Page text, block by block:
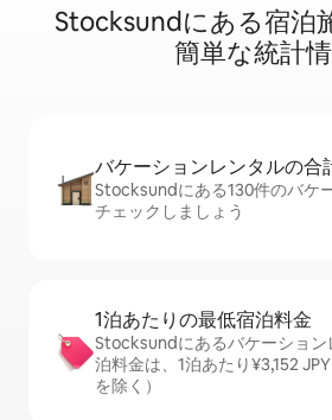
Stocksundに⁠あ⁠る宿⁠泊⁠
簡⁠単⁠な統⁠計⁠
バケーションレ⁠ン⁠タ⁠ル⁠の合⁠
Stocksundにある130件のバケ
チェックしましょう
1泊あたりの最⁠低⁠宿⁠泊⁠料⁠金
Stocksundにあるバケーション
泊料金は、1泊あたり¥3,152
を除く）